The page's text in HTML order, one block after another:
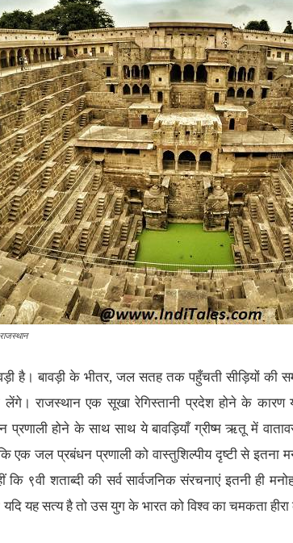
है। बावड़ी के भीतर, जल सतह तक पहुँचती सीड़ियों की
राजस्थान एक सूखा रेगिस्तानी प्रदेश होने के कारण
होने के साथ साथ ये बावड़ियाँ ग्रीष्म ऋतू में
एक जल प्रबंधन प्रणाली को वास्तुशिल्पीय दृष्टी से इतना
कि ९वी शताब्दी की सर्व सार्वजनिक संरचनाएं इतनी ही
यह सत्य है तो उस युग के भारत को विश्व का चमकता हीरा